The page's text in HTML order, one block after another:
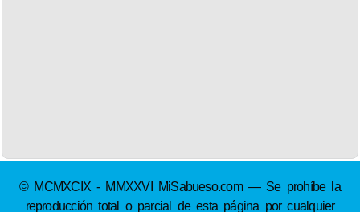
© MCMXCIX - MMXXVI MiSabueso.com — Se prohíbe la
reproducción total o parcial de esta página por cualquier